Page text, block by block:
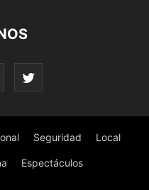
Seguridad Local
Espectáculos